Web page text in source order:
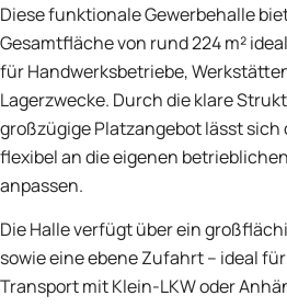
Diese funktionale Gewerbehalle
Gesamtfläche von rund 224 m²
für Handwerksbetriebe,
Lagerzwecke. Durch die klare
großzügige Platzangebot lässt sich
flexibel an die eigenen
anpassen.
Die Halle verfügt über ein
sowie eine ebene Zufahrt – ideal
Transport mit Klein-LKW oder